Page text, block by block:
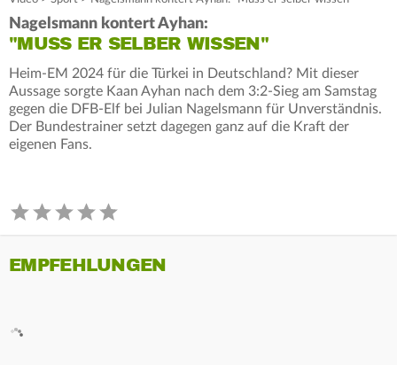
Nagelsmann kontert Ayhan:
"MUSS ER SELBER WISSEN"
Heim-EM 2024 für die Türkei in Deutschland? Mit dieser
Aussage sorgte Kaan Ayhan nach dem 3:2-Sieg am Samstag
gegen die DFB-Elf bei Julian Nagelsmann für Unverständnis.
Der Bundestrainer setzt dagegen ganz auf die Kraft der
eigenen Fans.
EMPFEHLUNGEN